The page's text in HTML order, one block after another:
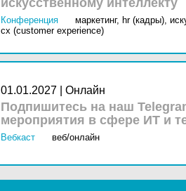
искусственному интеллекту
Конференция маркетинг, hr (кадры),
cx (customer experience)
01.01.2027 | Онлайн
Подпишитесь на наш
мероприятия в сфере ИТ и
Вебкаст веб/онлайн